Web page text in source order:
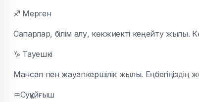
♐ Мерген
Сапарлар, білім алу, көкжиекті кеңейту жылы.
♑ Тауешкі
Мансап пен жауапкершілік жылы. Еңбегіңіздің
♒Суқұйғыш